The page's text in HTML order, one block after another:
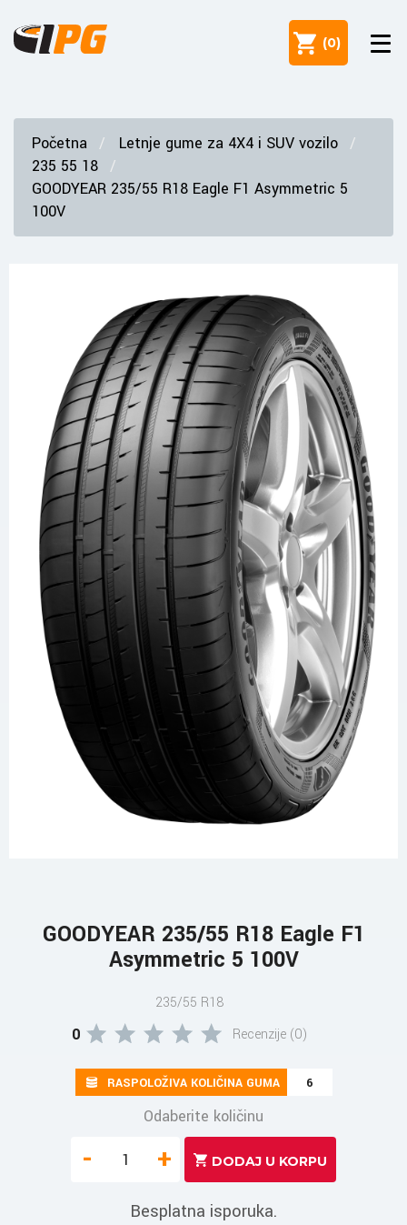
(0)
Početna
Letnje gume za 4X4 i SUV vozilo
235 55 18
GOODYEAR 235/55 R18 Eagle F1 Asymmetric 5
100V
GOODYEAR 235/55 R18 Eagle F1
Asymmetric 5 100V
235/55 R18
0 Recenzije (0)
RASPOLOŽIVA KOLIČINA GUMA 6
Odaberite količinu
- +
Besplatna isporuka.